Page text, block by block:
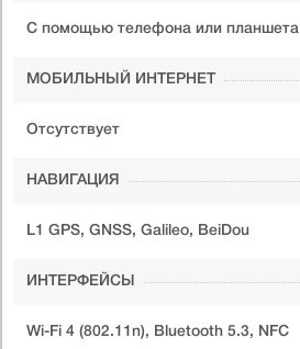
С помощью телефона или планшета
МОБИЛЬНЫЙ ИНТЕРНЕТ
Отсутствует
НАВИГАЦИЯ
L1 GPS, GNSS, Galileo, BeiDou
ИНТЕРФЕЙСЫ
Wi-Fi 4 (802.11n), Bluetooth 5.3, NFC